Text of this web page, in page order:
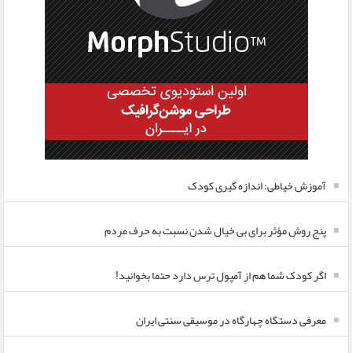
آموزش خیاطی: اندازه گیری کودک
پنج روش مؤثر برای بی خیال شدن نسبت به حرف مردم
اگر کودک شما هم از آمپول ترس دارد حتما بخوانید!
معرفی دستگاه چهارگاه در موسیقی سنتی ایران